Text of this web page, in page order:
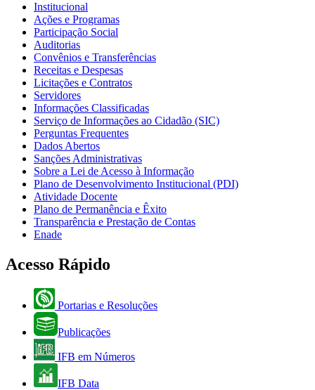
Institucional
Ações e Programas
Participação Social
Auditorias
Convênios e Transferências
Receitas e Despesas
Licitações e Contratos
Servidores
Informações Classificadas
Serviço de Informações ao Cidadão (SIC)
Perguntas Frequentes
Dados Abertos
Sanções Administrativas
Sobre a Lei de Acesso à Informação
Plano de Desenvolvimento Institucional (PDI)
Atividade Docente
Plano de Permanência e Êxito
Transparência e Prestação de Contas
Enade
Acesso Rápido
Portarias e Resoluções
Publicações
IFB em Números
IFB Data